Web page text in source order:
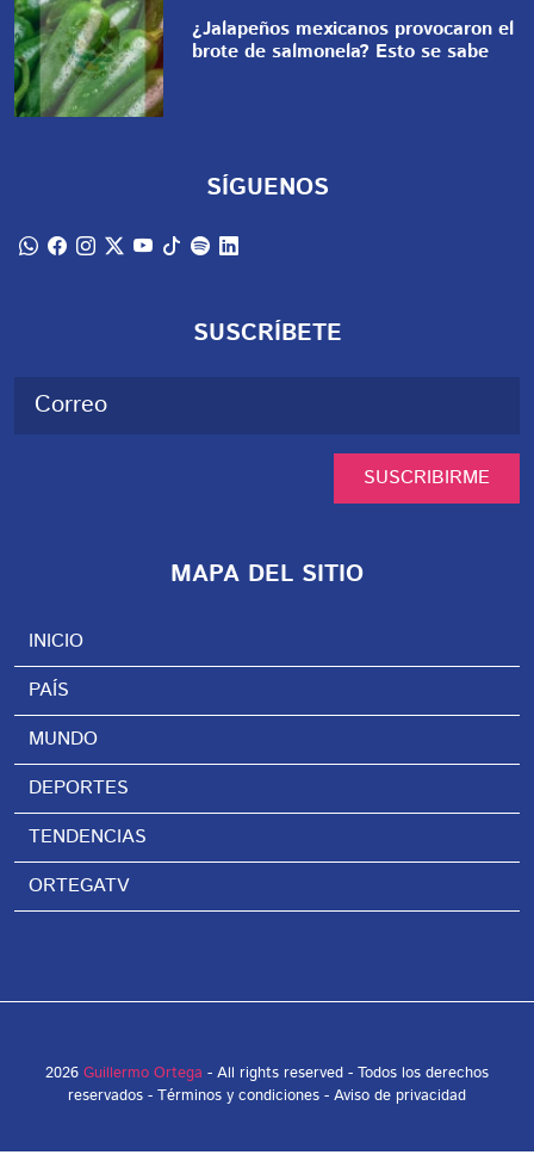
¿Jalapeños mexicanos provocaron el
brote de salmonela? Esto se sabe
SÍGUENOS
SUSCRÍBETE
SUSCRIBIRME
MAPA DEL SITIO
INICIO
PAÍS
MUNDO
DEPORTES
TENDENCIAS
ORTEGATV
2026 Guillermo Ortega - All rights reserved - Todos los derechos
reservados - Términos y condiciones - Aviso de privacidad